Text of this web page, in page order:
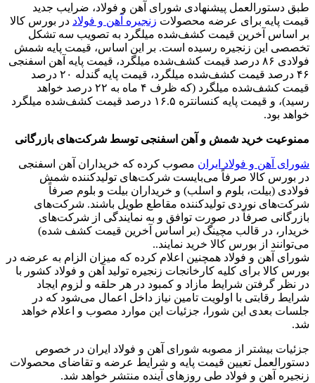
طبق دستورالعمل پیشنهادی شورای آهن و فولاد، ضرایب جدید
قیمت پایه برای عرضه محصولات زنجیره آهن و فولاد در بورس کالا
بر اساس آخرین قیمت کشف‌شده میلگرد به تصویب سه تشکل
تخصصی این زنجیره رسیده است. بر این اساس، قیمت پایه شمش
فولادی ۸۶ درصد قیمت کشف‌شده میلگرد، قیمت پایه آهن اسفنجی
۴۶ درصد قیمت کشف‌شده میلگرد، قیمت پایه گندله ۲۰ درصد
قیمت کشف‌شده میلگرد (که ظرف ۴ ماه به ۲۲ درصد خواهد
رسید)، و قیمت پایه کنسانتره ۱۶.۵ درصد قیمت کشف‌شده میلگرد
خواهد بود.
ممنوعیت خرید شمش و آهن اسفنجی توسط شرکت‌های بازرگانی
شورای آهن و فولاد ایران مصوب کرده که خریداران آهن اسفنجی
در بورس کالا صرفاً می‌بایست شرکت‌های تولیدکننده شمش
فولادی (بیلت، بلوم و اسلب) و خریداران بیلت و بلوم صرفاً
شرکت‌های نوردی تولیدکننده مقاطع طویل باشند. شرکت‌های
بازرگانی صرفاً در صورت توافق و به نمایندگی از شرکت‌های
خریدار، در قالب مچینگ (بر اساس آخرین قیمت کشف شده)
می‌توانند از بورس کالا خرید نمایند..
شورای آهن و فولاد همچنین اعلام کرده که میزان الزام به عرضه در
بورس کالا برای کلیه کارخانجات زنجیره تولید آهن و فولاد کشور با
در نظر گرفتن شرایط مازاد و کمبود در هر حلقه و لزوم ایجاد
شرایط رقابتی با اولویت تامین نیاز داخل اعمال می‌شود که در
جلسات بعدی این شورا، جزئیات این موارد مصوب و اعلام خواهد
شد.
جزئیات بیشتر از مصوبه شورای آهن و فولاد ایران در خصوص
دستورالعمل تعیین قیمت پایه و شرایط عرضه و تقاضای محصولات
زنجیره آهن و فولاد طی روزهای آینده منتشر خواهد شد.